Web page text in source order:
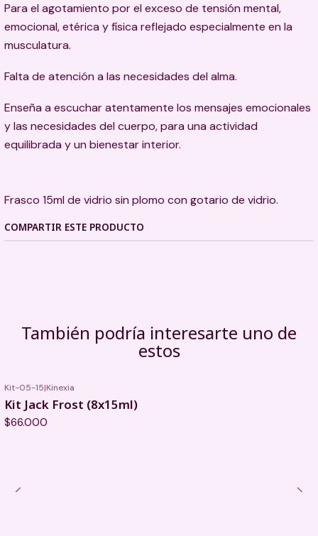
Para el agotamiento por el exceso de tensión mental,
emocional, etérica y física reflejado especialmente en la
musculatura.
Falta de atención a las necesidades del alma.
Enseña a escuchar atentamente los mensajes emocionales
y las necesidades del cuerpo, para una actividad
equilibrada y un bienestar interior.
Frasco 15ml de vidrio sin plomo con gotario de vidrio.
COMPARTIR ESTE PRODUCTO
También podría interesarte uno de
estos
Kit-05-15|Kinexia
Kit Jack Frost (8x15ml)
$66.000